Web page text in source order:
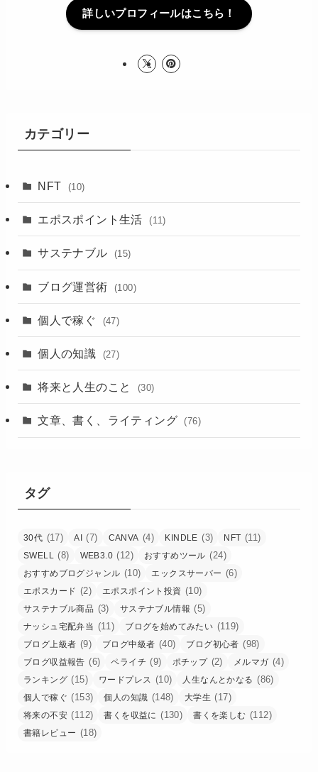
詳しいプロフィールはこちら！
カテゴリー
NFT (10)
エポスポイント生活 (11)
サステナブル (15)
ブログ運営術 (100)
個人で稼ぐ (47)
個人の知識 (27)
将来と人生のこと (30)
文章、書く、ライティング (76)
タグ
30代 (17) AI (7) CANVA (4) KINDLE (3) NFT (11)
SWELL (8) WEB3.0 (12) おすすめツール (24)
おすすめブログジャンル (10) エックスサーバー (6)
エポスカード (2) エポスポイント投資 (10)
サステナブル商品 (3) サステナブル情報 (5)
ナッシュ宅配弁当 (11) ブログを始めてみたい (119)
ブログ上級者 (9) ブログ中級者 (40) ブログ初心者 (98)
ブログ収益報告 (6) ペライチ (9) ポチップ (2) メルマガ (4)
ランキング (15) ワードプレス (10) 人生なんとかなる (86)
個人で稼ぐ (153) 個人の知識 (148) 大学生 (17)
将来の不安 (112) 書くを収益に (130) 書くを楽しむ (112)
書籍レビュー (18)